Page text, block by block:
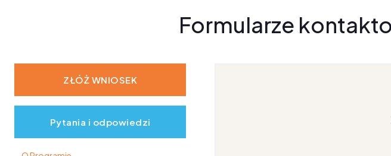
Formularze
ZŁÓŻ WNIOSEK
Pytania i odpowiedzi